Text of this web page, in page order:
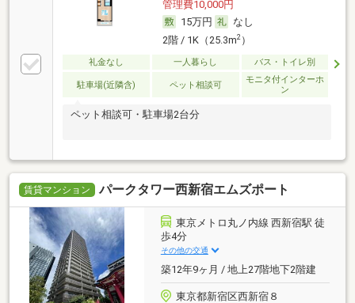
管理費10,000円
15万円
なし
2階 / 1K（25.3m2）
礼金なし 一人暮らし バス・トイレ別
駐車場(近隣含) ペット相談可
モニタ付インターホ
ン
ペット相談可・駐車場2台分
賃貸マンション パークタワー西新宿エムズポート
東京メトロ丸ノ内線 西新宿駅 徒
歩4分
その他の交通
築12年9ヶ月 / 地上27階地下2階建
東京都新宿区西新宿８